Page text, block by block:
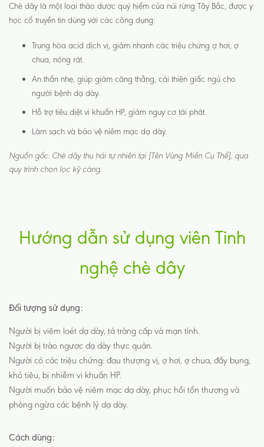
Chè dây là một loại thảo dược quý hiếm của núi rừng Tây Bắc, được y
học cổ truyền tin dùng với các công dụng:
Trung hòa acid dịch vị, giảm nhanh các triệu chứng ợ hơi, ợ
chua, nóng rát.
An thần nhẹ, giúp giảm căng thẳng, cải thiện giấc ngủ cho
người bệnh dạ dày.
Hỗ trợ tiêu diệt vi khuẩn HP, giảm nguy cơ tái phát.
Làm sạch và bảo vệ niêm mạc dạ dày.
Nguồn gốc: Chè dây thu hái tự nhiên tại [Tên Vùng Miền Cụ Thể], qua
quy trình chọn lọc kỹ càng.
Hướng dẫn sử dụng viên Tinh
nghệ chè dây
Đối tượng sử dụng:
Người bị viêm loét dạ dày, tá tràng cấp và mạn tính.
Người bị trào ngược dạ dày thực quản.
Người có các triệu chứng: đau thượng vị, ợ hơi, ợ chua, đầy bụng,
khó tiêu, bị nhiễm vi khuẩn HP.
Người muốn bảo vệ niêm mạc dạ dày, phục hồi tổn thương và
phòng ngừa các bệnh lý dạ dày.
Cách dùng: